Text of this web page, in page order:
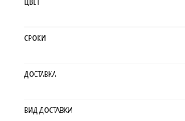
ЦВЕТ
СРОКИ
ДОСТАВКА
ВИД ДОСТАВКИ